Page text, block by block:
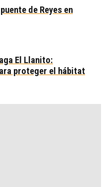
de Reyes en
El Llanito:
proteger el hábitat